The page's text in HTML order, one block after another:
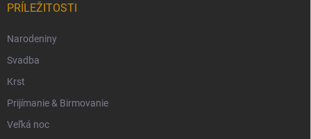
PRÍLEŽITOSTI
Narodeniny
Svadba
Krst
Prijímanie & Birmovanie
Veľká noc